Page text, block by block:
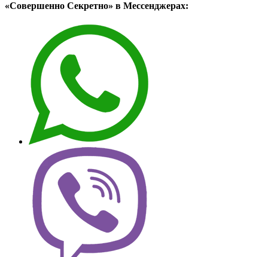
«Совершенно Секретно» в Мессенджерах: